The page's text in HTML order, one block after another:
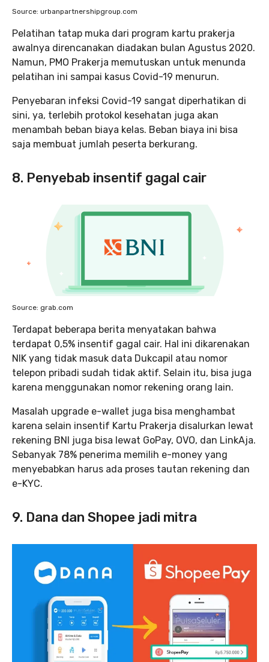
Source: urbanpartnershipgroup.com
Pelatihan tatap muka dari program kartu prakerja
awalnya direncanakan diadakan bulan Agustus 2020.
Namun, PMO Prakerja memutuskan untuk menunda
pelatihan ini sampai kasus Covid-19 menurun.
Penyebaran infeksi Covid-19 sangat diperhatikan di
sini, ya, terlebih protokol kesehatan juga akan
menambah beban biaya kelas. Beban biaya ini bisa
saja membuat jumlah peserta berkurang.
8. Penyebab insentif gagal cair
Source: grab.com
Terdapat beberapa berita menyatakan bahwa
terdapat 0,5% insentif gagal cair. Hal ini dikarenakan
NIK yang tidak masuk data Dukcapil atau nomor
telepon pribadi sudah tidak aktif. Selain itu, bisa juga
karena menggunakan nomor rekening orang lain.
Masalah upgrade e-wallet juga bisa menghambat
karena selain insentif Kartu Prakerja disalurkan lewat
rekening BNI juga bisa lewat GoPay, OVO, dan LinkAja.
Sebanyak 78% penerima memilih e-money yang
menyebabkan harus ada proses tautan rekening dan
e-KYC.
9. Dana dan Shopee jadi mitra